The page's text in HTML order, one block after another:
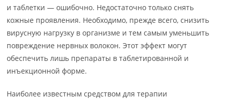
и таблетки — ошибочно. Недостаточно только снять
кожные проявления. Необходимо, прежде всего, снизить
вирусную нагрузку в организме и тем самым уменьшить
повреждение нервных волокон. Этот эффект могут
обеспечить лишь препараты в таблетированной и
инъекционной форме.
Наиболее известным средством для терапии